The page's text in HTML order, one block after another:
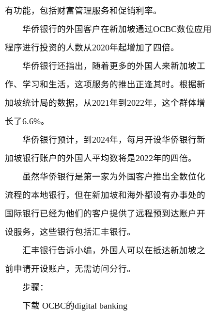
有功能，包括财富管理服务和促销利率。
华侨银行的外国客户在新加坡通过OCBC数位应用
程序进行投资的人数从2020年起增加了四倍。
华侨银行还指出，随着更多的外国人来新加坡工
作、学习和生活，这项服务的推出正逢其时。根据新
加坡统计局的数据，从2021年到2022年，这个群体增
长了6.6%。
华侨银行预计，到2024年，每月开设华侨银行新
加坡银行账户的外国人平均数将是2022年的四倍。
虽然华侨银行是第一家为外国客户推出全数位化
流程的本地银行，但在新加坡和海外都设有办事处的
国际银行已经为他们的客户提供了远程预到达账户开
设服务，这些银行包括汇丰银行。
汇丰银行告诉小编，外国人可以在抵达新加坡之
前申请开设账户，无需访问分行。
步骤：
下载 OCBC的digital banking